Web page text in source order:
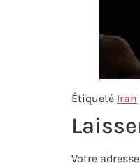
Étiqueté Iran
Votre